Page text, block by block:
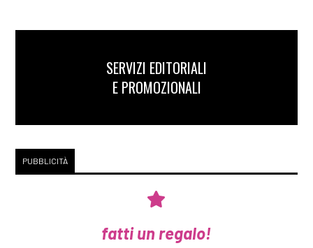
SERVIZI EDITORIALI
E PROMOZIONALI
PUBBLICITÀ
fatti un regalo!